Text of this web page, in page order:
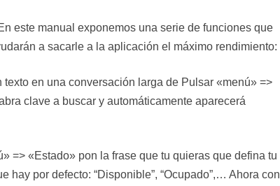
este manual exponemos una serie de funciones que
a sacarle a la aplicación el máximo rendimiento:
texto en una conversación larga de Pulsar «menú» =>
clave a buscar y automáticamente aparecerá
=> «Estado» pon la frase que tu quieras que defina tu
hay por defecto: “Disponible”, “Ocupado”,… Ahora con